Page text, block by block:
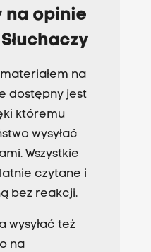
na opinie
na
dostępny jest
któremu
wysyłać
Wszystkie
czytane i
bez reakcji.
wysyłać też
na